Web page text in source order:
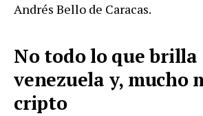
Andrés Bello de Caracas.
No todo lo que brilla
venezuela y, mucho
cripto